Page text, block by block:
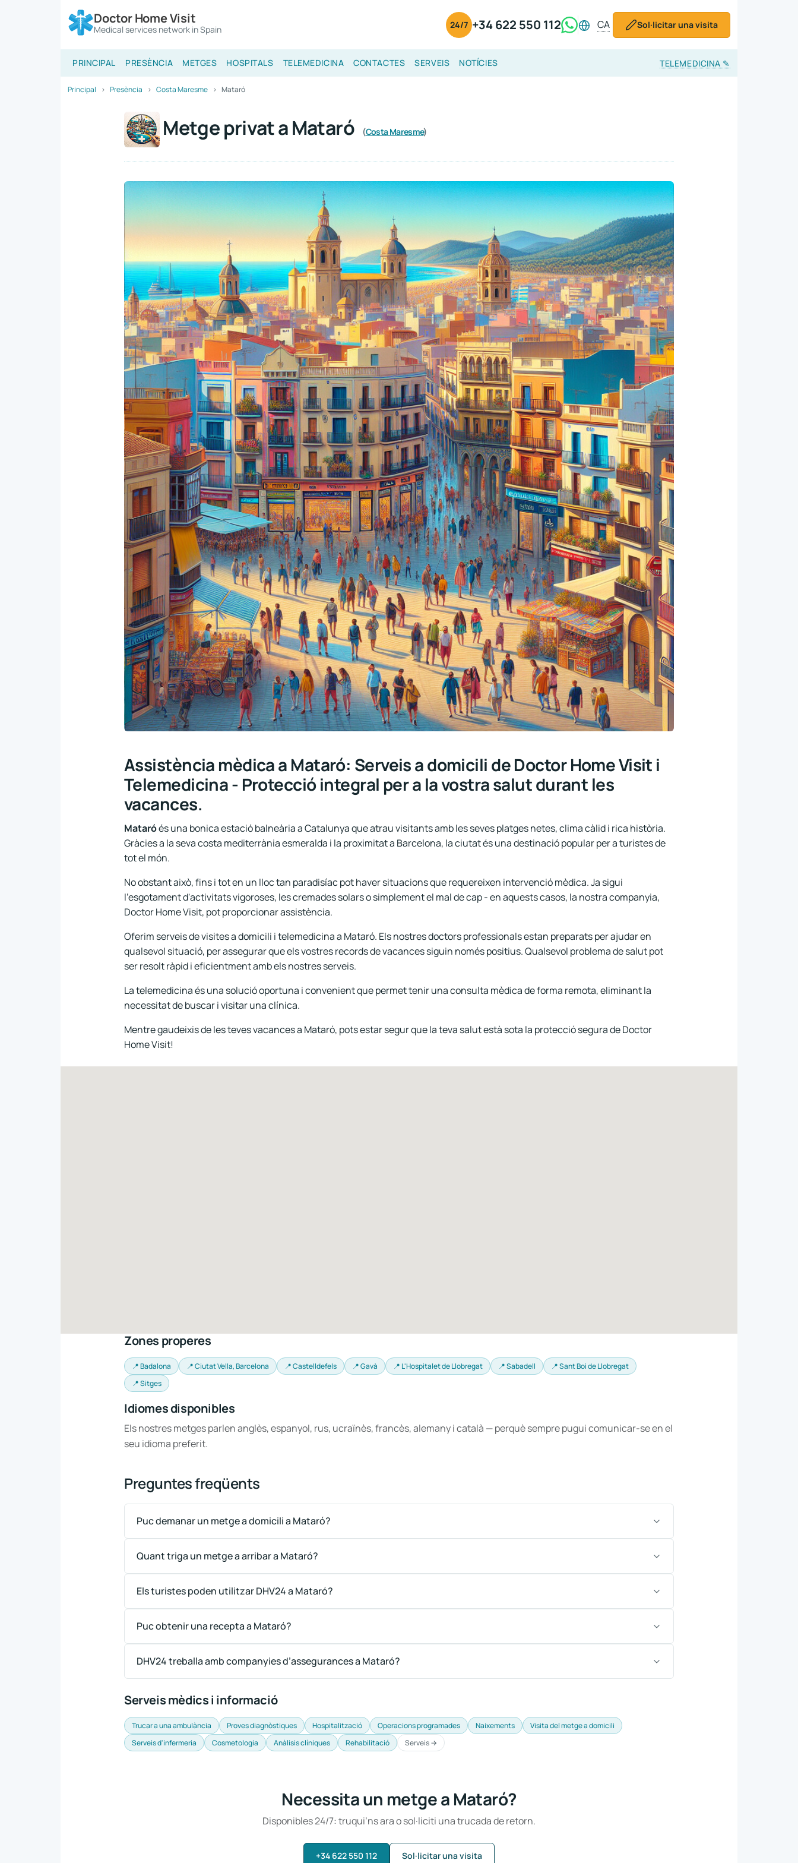
Doctor Home Visit
Medical services network in Spain 24/7 +34 622 550 112 CA Sol·licitar una visita
PRINCIPAL PRESÈNCIA METGES HOSPITALS TELEMEDICINA CONTACTES SERVEIS NOTÍCIES TELEMEDICINA ✎
Principal Presència Costa Maresme Mataró
Metge privat a Mataró (Costa Maresme)
Assistència mèdica a Mataró: Serveis a domicili de Doctor Home Visit i
Telemedicina - Protecció integral per a la vostra salut durant les
vacances.
Mataróés una bonica estació balneària a Catalunya que atrau visitants amb les seves platges netes, clima càlid i rica història.
Gràcies a la seva costa mediterrània esmeralda i la proximitat a Barcelona, la ciutat és una destinació popular per a turistes de
tot el món.
No obstant això, fins i tot en un lloc tan paradisíac pot haver situacions que requereixen intervenció mèdica. Ja sigui
l'esgotament d'activitats vigoroses, les cremades solars o simplement el mal de cap - en aquests casos, la nostra companyia,
Doctor Home Visit, pot proporcionar assistència.
Oferim serveis de visites a domicili i telemedicina a Mataró. Els nostres doctors professionals estan preparats per ajudar en
qualsevol situació, per assegurar que els vostres records de vacances siguin només positius. Qualsevol problema de salut pot
ser resolt ràpid i eficientment amb els nostres serveis.
La telemedicina és una solució oportuna i convenient que permet tenir una consulta mèdica de forma remota, eliminant la
necessitat de buscar i visitar una clínica.
Mentre gaudeixis de les teves vacances a Mataró, pots estar segur que la teva salut està sota la protecció segura de Doctor
Home Visit!
Zones properes
📍 Badalona 📍 Ciutat Vella, Barcelona 📍 Castelldefels 📍 Gavà 📍 L'Hospitalet de Llobregat 📍 Sabadell
📍 Sant Boi de Llobregat
📍 Sitges
Idiomes disponibles
Els nostres metges parlen anglès, espanyol, rus, ucraïnès, francès, alemany i català — perquè sempre pugui comunicar-se en el
seu idioma preferit.
Preguntes freqüents
Puc demanar un metge a domicili a Mataró?
Quant triga un metge a arribar a Mataró?
Els turistes poden utilitzar DHV24 a Mataró?
Puc obtenir una recepta a Mataró?
DHV24 treballa amb companyies d’assegurances a Mataró?
Serveis mèdics i informació
Trucar a una ambulància Proves diagnòstiques Hospitalització Operacions programades Naixements
Visita del metge a domicili
Serveis d'infermeria
Cosmetologia Anàlisis clíniques Rehabilitació Serveis →
Necessita un metge a Mataró?
Disponibles 24/7: truqui’ns ara o sol·liciti una trucada de retorn.
+34 622 550 112 Sol·licitar una visita